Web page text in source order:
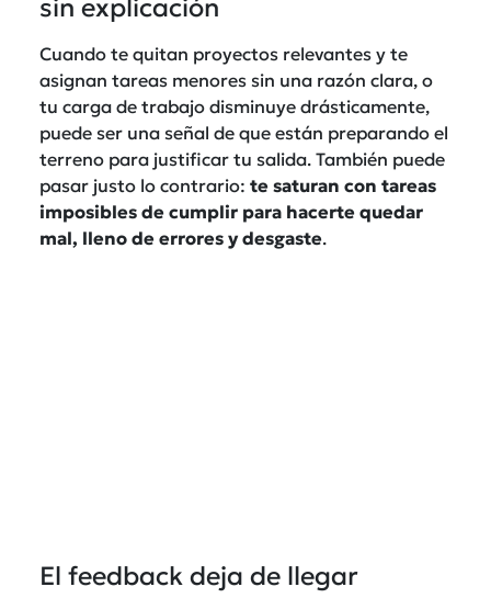
sin explicación
Cuando te quitan proyectos relevantes y te
asignan tareas menores sin una razón clara, o
tu carga de trabajo disminuye drásticamente,
puede ser una señal de que están preparando el
terreno para justificar tu salida. También puede
pasar justo lo contrario: te saturan con tareas
imposibles de cumplir para hacerte quedar
mal, lleno de errores y desgaste.
El feedback deja de llegar